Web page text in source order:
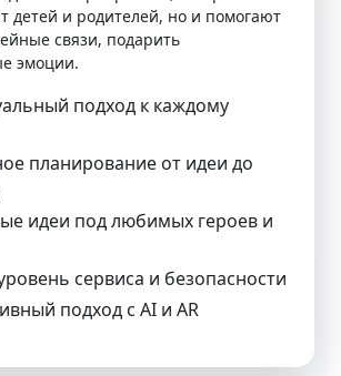
детей и родителей, но и помогают
связи, подарить
эмоции.
подход к каждому
планирование от идеи до
идеи под любимых героев и
сервиса и безопасности
подход с AI и AR